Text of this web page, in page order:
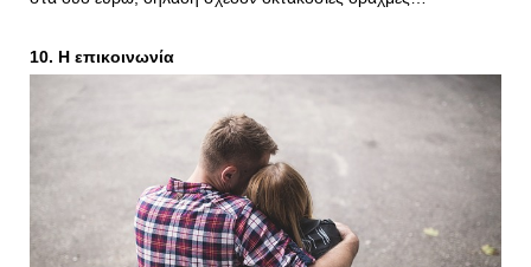
10. Η επικοινωνία